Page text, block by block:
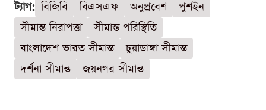
ট্যাগ: বিজিবি বিএসএফ অনুপ্রবেশ
পুশইন
সীমান্ত নিরাপত্তা
সীমান্ত পরিস্থিতি
বাংলাদেশ ভারত সীমান্ত
চুয়াডাঙ্গা সীমান্ত
দর্শনা সীমান্ত
জয়নগর সীমান্ত